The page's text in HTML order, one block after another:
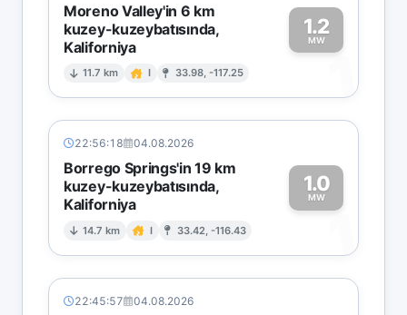
Moreno Valley'in 6 km
kuzey-kuzeybatısında,
Kaliforniya
11.7 km I 33.98, -117.25
1.2
MW
1
22:56:18 04.08.2026
Borrego Springs'in 19 km
kuzey-kuzeybatısında,
Kaliforniya
14.7 km I 33.42, -116.43
1.0
MW
1
22:45:57 04.08.2026